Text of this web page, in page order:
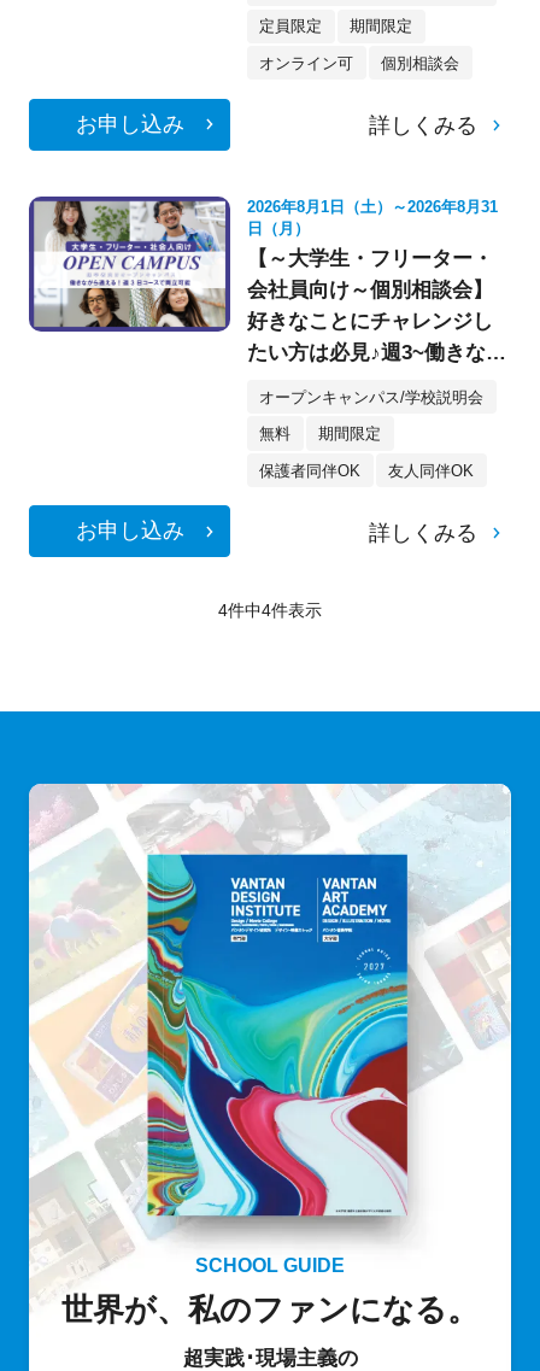
定員限定 期間限定
オンライン可 個別相談会
お申し込み 詳しくみる
2026年8月1日（土）～2026年8月31
日（月）
【～大学生・フリーター・
会社員向け～個別相談会】
好きなことにチャレンジし
たい方は必見♪週3~働きなが
らでも通える！！趣味を仕
オープンキャンパス/学校説明会
無料 期間限定
保護者同伴OK 友人同伴OK
お申し込み 詳しくみる
4件中4件表示
SCHOOL GUIDE
世界が、私のファンになる。
超実践･現場主義の